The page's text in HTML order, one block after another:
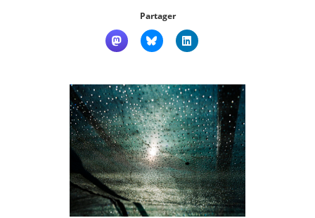
Qui sommes nous ?
Nous suivre
Partager